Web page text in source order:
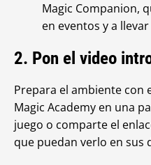
Magic Companion,
en eventos y a
2. Pon el video
Prepara el ambiente con
Magic Academy en una
juego o comparte el
que puedan verlo en sus